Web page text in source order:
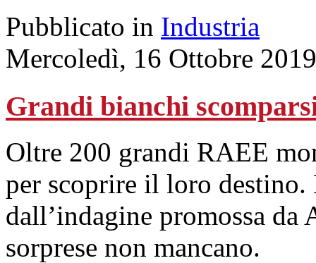
Pubblicato in Industria
Mercoledì, 16 Ottobre
Grandi bianchi
Oltre 200 grandi RAEE
per scoprire il loro
dall’indagine promossa
sorprese non mancano.